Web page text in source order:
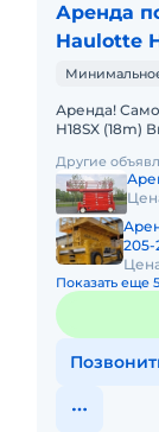
Аренда
Haulotte
Аренда!
H18SX (18m)
платформы: 2
Другие
205-
Показать еще